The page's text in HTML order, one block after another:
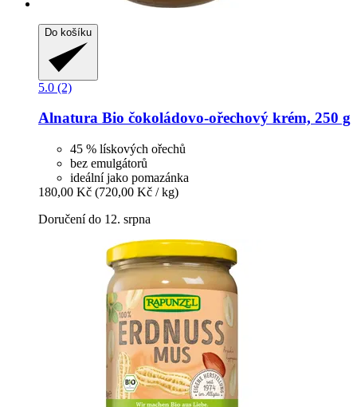
Do košíku
5.0 (2)
Alnatura Bio čokoládovo-​ořechový krém, 250 g
45 % lískových ořechů
bez emulgátorů
ideální jako pomazánka
180,00 Kč (720,00 Kč / kg)
Doručení do 12. srpna